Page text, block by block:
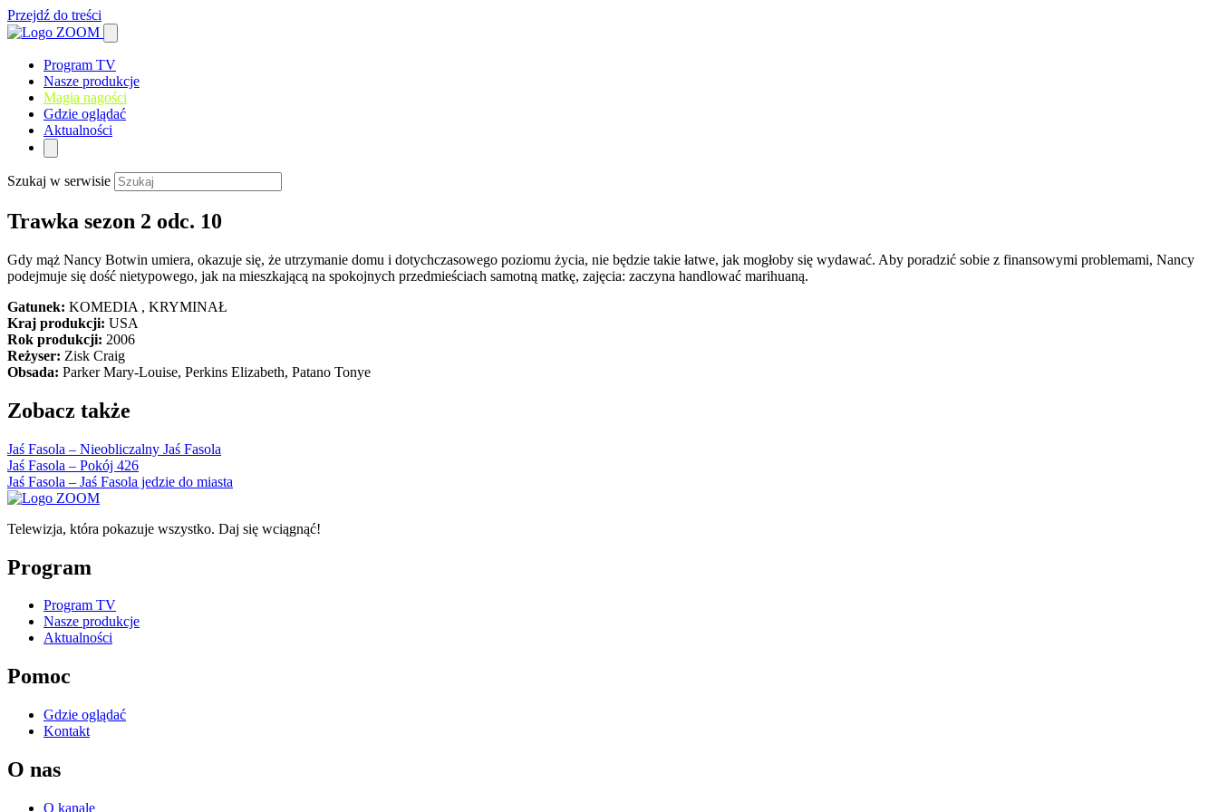
Przejdź do treści
Program TV
Nasze produkcje
Magia nagości
Gdzie oglądać
Aktualności
Szukaj w serwisie
Trawka sezon 2 odc. 10
Gdy mąż Nancy Botwin umiera, okazuje się, że utrzymanie domu i dotychczasowego poziomu życia, nie będzie takie łatwe, jak mogłoby się wydawać. Aby poradzić sobie z finansowymi problemami, Nancy
podejmuje się dość nietypowego, jak na mieszkającą na spokojnych przedmieściach samotną matkę, zajęcia: zaczyna handlować marihuaną.
Gatunek: KOMEDIA , KRYMINAŁ
Kraj produkcji: USA
Rok produkcji: 2006
Reżyser: Zisk Craig
Obsada: Parker Mary-Louise, Perkins Elizabeth, Patano Tonye
Zobacz także
Jaś Fasola – Nieobliczalny Jaś Fasola
Jaś Fasola – Pokój 426
Jaś Fasola – Jaś Fasola jedzie do miasta
Telewizja, która pokazuje wszystko. Daj się wciągnąć!
Program
Program TV
Nasze produkcje
Aktualności
Pomoc
Gdzie oglądać
Kontakt
O nas
O kanale